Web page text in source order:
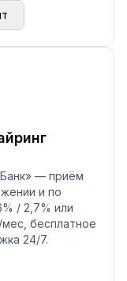
— приём
и по
/ 2,7% или
бесплатное
24/7.